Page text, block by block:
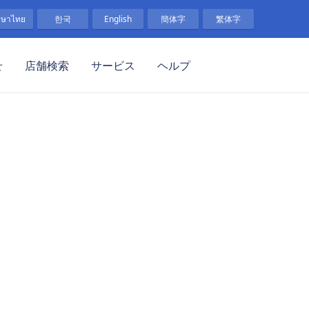
าไทย 한국 English 簡体字 繁体字
店舗検索 サービス ヘルプ